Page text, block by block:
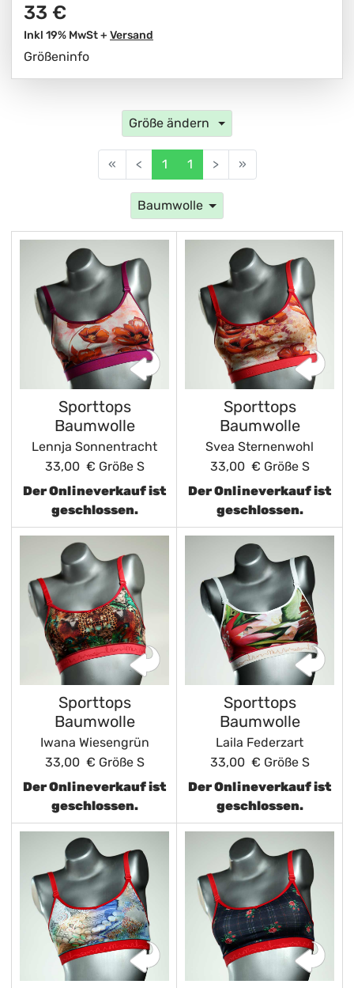
33 €
Inkl 19% MwSt + Versand
Größeninfo
Größe ändern
« < 1 1 > »
Baumwolle
Sporttops
Baumwolle
Lennja Sonnentracht
33,00 € Größe S
Der Onlineverkauf ist
geschlossen.
Sporttops
Baumwolle
Svea Sternenwohl
33,00 € Größe S
Der Onlineverkauf ist
geschlossen.
Sporttops
Baumwolle
Iwana Wiesengrün
33,00 € Größe S
Der Onlineverkauf ist
geschlossen.
Sporttops
Baumwolle
Laila Federzart
33,00 € Größe S
Der Onlineverkauf ist
geschlossen.